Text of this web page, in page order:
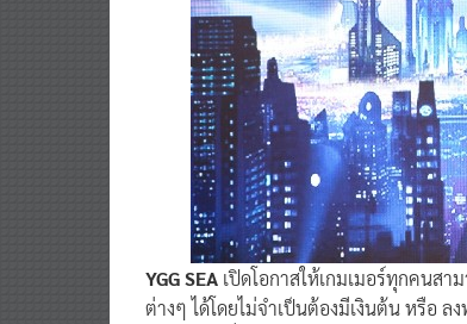
YGG SEA เปิดโอกาสให้เกมเมอร์ทุกคนส
ต่างๆ ได้โดยไม่จำเป็นต้องมีเงินต้น หรือ ล